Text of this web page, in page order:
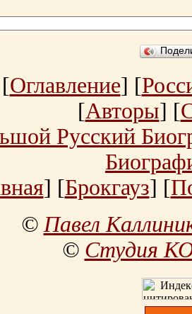
Оглавление] [
[Авторы] [
Русский
] [Брокгауз] [
©Павел
© Студия